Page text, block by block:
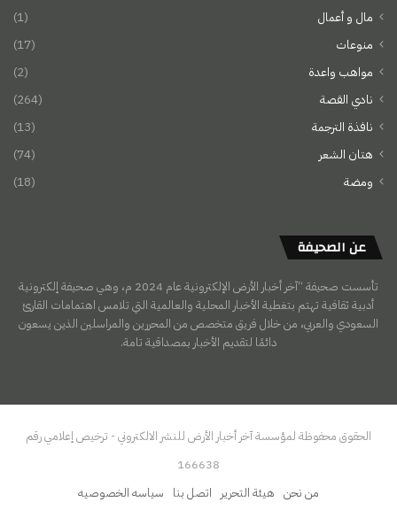
مال و أعمال
(1)
منوعات
(17)
مواهب واعدة
(2)
نادي القصة
(264)
نافذة الترجمة
(13)
هتان الشعر
(74)
ومضة
(18)
عن الصحيفة
تأسست صحيفة “آخر أخبار الأرض الإلكترونية عام 2024 م، وهي صحيفة إلكترونية
أدبية ثقافية تهتم بتغطية الأخبار المحلية والعالمية التي تلامس اهتمامات القارئ
السعودي والعربي، من خلال فريق متخصص من المحررين والمراسلين الذين يسعون
دائمًا لتقديم الأخبار بمصداقية تامة.
الحقوق محفوظة لمؤسسة آخر أخبار الأرض للنشر الالكتروني - ترخيص إعلامي رقم
166638
من نحن هيئة التحرير اتصل بنا سياسه الخصوصيه